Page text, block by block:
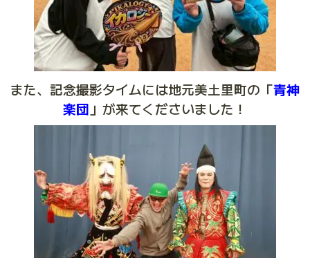
また、記念撮影タイムには地元美土里町の「青神
楽団 」が来てくださいました！